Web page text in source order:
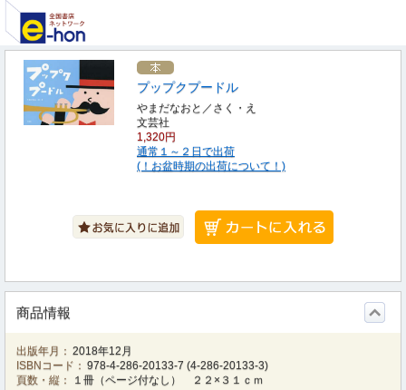
プップクプードル
やまだなおと／さく・え
文芸社
1,320円
通常１～２日で出荷
(！お盆時期の出荷について！)
商品情報
出版年月： 2018年12月
ISBNコード： 978-4-286-20133-7 (4-286-20133-3)
頁数・縦：
１冊（ページ付なし） ２２×３１ｃｍ